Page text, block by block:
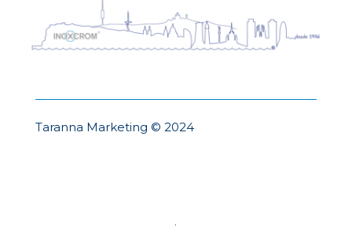
Taranna Marketing © 2024
.